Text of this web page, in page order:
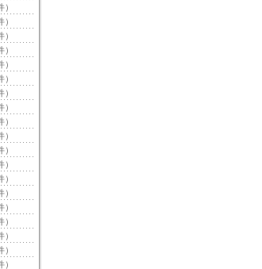
）
）
）
）
）
）
）
）
）
）
）
）
）
）
）
）
）
）
）